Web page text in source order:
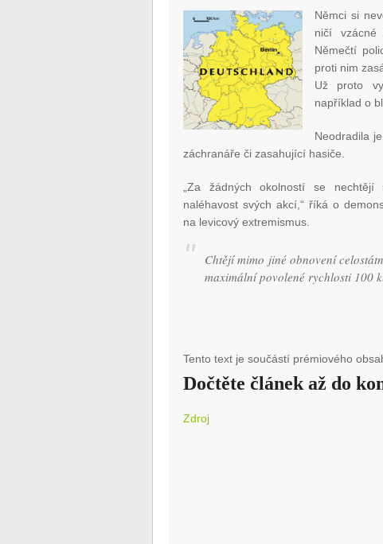
Němci si
ničí vzácné
Němečtí
proti nim
Už proto
například o
Neodradila
záchranáře či zasahující hasiče.
„Za žádných okolností se
naléhavost svých akcí,“ říká o
na levicový extremismus.
Chtějí mimo jiné obnovení
maximální povolené rychlosti 100
Tento text je součástí prémiového
Dočtěte článek až do
Zdroj